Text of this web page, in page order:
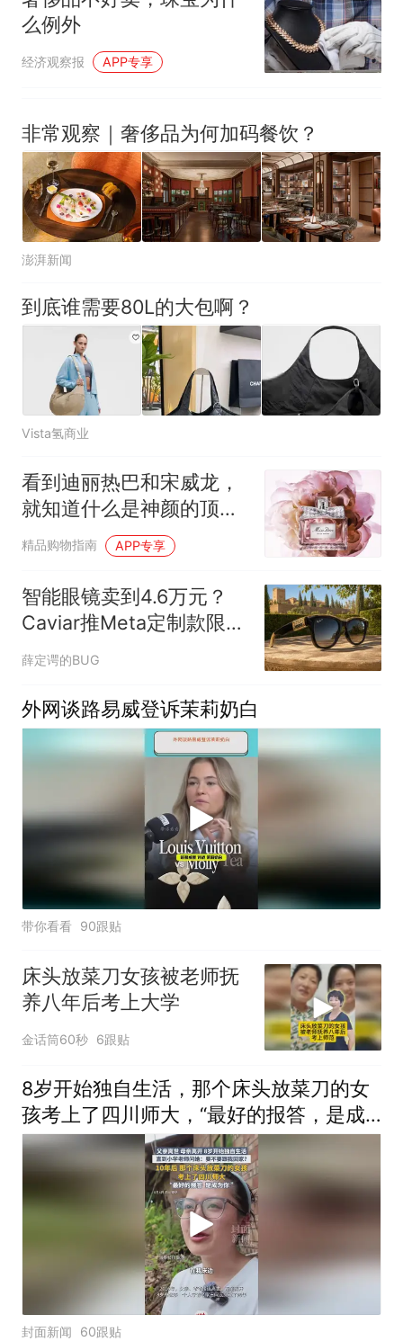
么例外
经济观察报 APP专享
非常观察｜奢侈品为何加码餐饮？
澎湃新闻
到底谁需要80L的大包啊？
Vista氢商业
看到迪丽热巴和宋威龙，
就知道什么是神颜的顶级
星光了
精品购物指南 APP专享
智能眼镜卖到4.6万元？
Caviar推Meta定制款限量
24副
薛定谔的BUG
外网谈路易威登诉茉莉奶白
带你看看 90跟贴
床头放菜刀女孩被老师抚
养八年后考上大学
金话筒60秒 6跟贴
8岁开始独自生活，那个床头放菜刀的女
孩考上了四川师大，“最好的报答，是成
为你”
封面新闻 60跟贴